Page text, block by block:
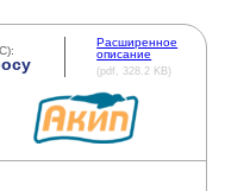
Расширенное
описание
(pdf, 328.2 KB)